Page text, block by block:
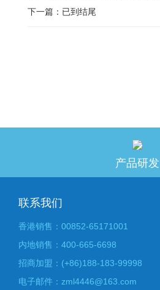
下一篇：已到结尾
产品研发
联系我们
香港销售：00852-65171001
内地销售：400-665-6698
招商加盟：(+86)188-183-99998
电子邮件：zml4446@163.com